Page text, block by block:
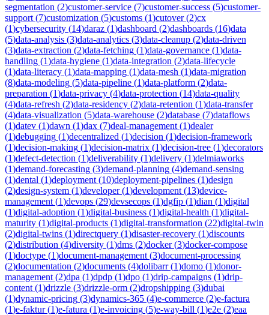
segmentation (2)customer-service (7)customer-success (5)customer-
support (7)customization (5)customs (1)cutover(2)cx
(1)cybersecurity (14)daraz (1)dashboard (2)dashboards (16)data
(5)data-analysis (3)data-analytics (3)data-cleanup (2)data-driven
(3)data-extraction (2)data-fetching (1)data-governance (1)data-
handling (1)data-hygiene (1)data-integration (2)data-lifecycle
(1)data-literacy (1)data-mapping (1)data-mesh (1)data-migration
(8)data-modeling (5)data-pipeline (1)data-platform (2)data-
preparation (1)data-privacy (4)data-protection (14)data-quality
(4)data-refresh (2)data-residency (2)data-retention (1)data-transfer
(4)data-visualization (5)data-warehouse (2)database (7)dataflows
(1)datev (1)dawn (1)dax (7)deal-management (1)dealer
(1)debugging (1)decentralized (1)decision (1)decision-framework
(1)decision-making (1)decision-matrix (1)decision-tree (1)decorators
(1)defect-detection (1)deliverability (1)delivery (1)delmiaworks
(1)demand-forecasting (3)demand-planning (4)demand-sensing
(1)dental (1)deployment (10)deployment-pipelines (1)design
(2)design-system (1)developer(1)development (13)device-
management (1)devops (29)devsecops (1)dgfip (1)dian (1)digital
(1)digital-adoption (1)digital-business (1)digital-health (1)digital-
maturity (1)digital-products (1)digital-transformation (22)digital-twin
(2)digital-twins (1)directquery (1)disaster-recovery (1)discounts
(2)distribution (4)diversity (1)dms (2)docker(3)docker-compose
(1)doctype (1)document-management (3)document-processing
(2)documentation (2)documents (4)dolibarr(1)domo (1)donor-
management (2)dpa (1)dpdp (1)dpo (1)drip-campaigns (1)drip-
content (1)drizzle (3)drizzle-orm (2)dropshipping (3)dubai
(1)dynamic-pricing (3)dynamics-365 (4)e-commerce (2)e-factura
(1)e-faktur(1)e-fatura (1)e-invoicing (5)e-way-bill (1)e2e (2)eaa